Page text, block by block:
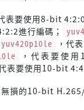
表要使用8-bit
進行編碼；
yuv420p10le
，代
，代表要使
表要使用10-bit
損的10-bit